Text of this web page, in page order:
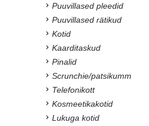
Puuvillased pleedid
Puuvillased rätikud
Kotid
Kaarditaskud
Pinalid
Scrunchie/patsikumm
Telefonikott
Kosmeetikakotid
Lukuga kotid